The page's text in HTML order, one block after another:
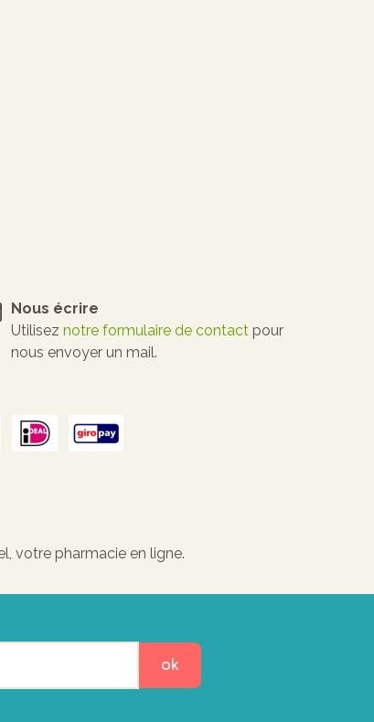
Nous écrire
Utilisez notre formulaire de contact pour
nous envoyer un mail.
votre pharmacie en ligne.
ok